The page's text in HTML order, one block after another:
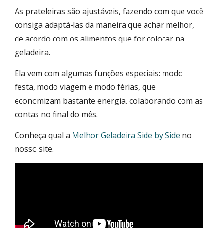
As prateleiras são ajustáveis, fazendo com que você
consiga adaptá-las da maneira que achar melhor,
de acordo com os alimentos que for colocar na
geladeira.
Ela vem com algumas funções especiais: modo
festa, modo viagem e modo férias, que
economizam bastante energia, colaborando com as
contas no final do mês.
Conheça qual a Melhor Geladeira Side by Side no
nosso site.